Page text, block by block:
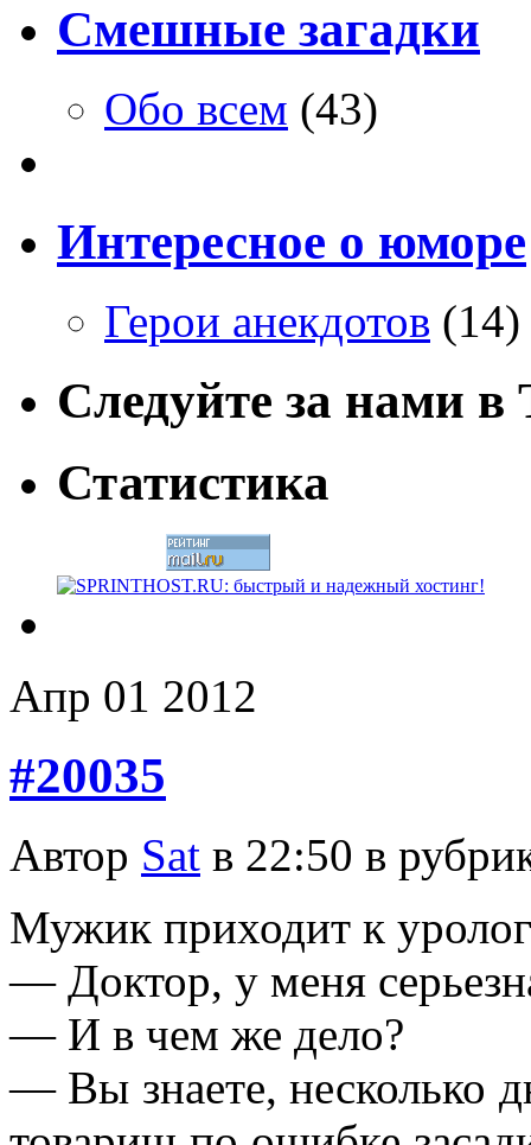
Смешные загадки
Обо всем (43)
Интересное о юморе
Герои анекдотов (14)
Следуйте за нами
Статистика
Апр 01 2012
#20035
Автор Sat в 22:50 в
Мужик приходит к
— Доктор, у меня
— И в чем же дело?
— Вы знаете, несколько